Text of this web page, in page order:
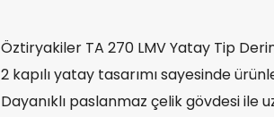
Öztiryakiler TA 270 LMV Yatay Tip
2 kapılı yatay tasarımı sayesinde
Dayanıklı paslanmaz çelik gövdesi ile